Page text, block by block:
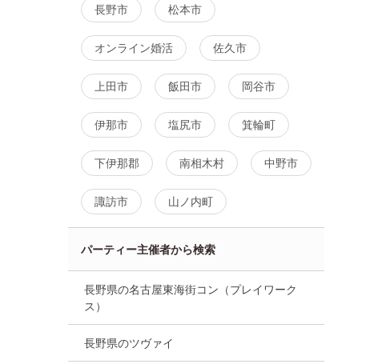
長野市 松本市
オンライン婚活 佐久市
上田市 飯田市 岡谷市
伊那市 塩尻市 箕輪町
下伊那郡 南相木村 中野市
諏訪市 山ノ内町
パーティー主催者から検索
長野県の名古屋東海街コン（プレイワーク
ス）
長野県のツヴァイ